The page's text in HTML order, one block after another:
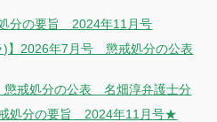
分の要旨 2024年11月号
)】2026年7月号 懲戒処分の公表
懲戒処分の公表 名畑淳弁護士分
処分の要旨 2024年11月号★